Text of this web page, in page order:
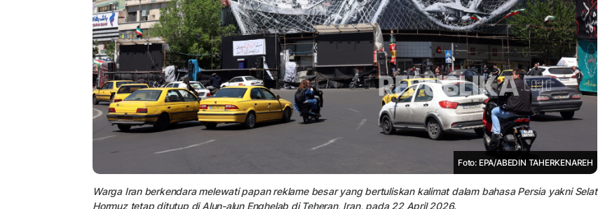
Foto: EPA/ABEDIN TAHERKENAREH
Warga Iran berkendara melewati papan reklame besar yang bertuliskan kalimat dalam bahasa Persia yakni Selat
Hormuz tetap ditutup di Alun-alun Enghelab di Teheran, Iran, pada 22 April 2026.